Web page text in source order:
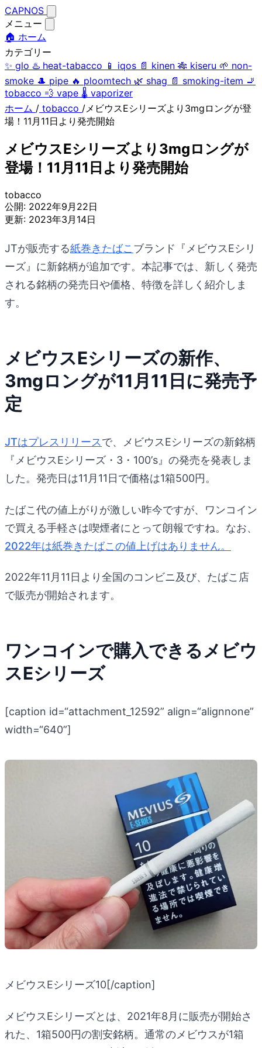
CAPNOS
メニュー
🏠 ホーム
カテゴリー
✨ glo ♨️ heat-tabacco 📱 iqos 📄 kinen 🎋 kiseru 🌱 non-
smoke 🎩 pipe 🔥 ploomtech 🌿 shag 📄 smoking-item 🚬
tobacco 💨 vape 🌡️ vaporizer
ホーム / tobacco /メビウスEシリーズより3mgロングが登
場！11月11日より発売開始
メビウスEシリーズより3mgロングが
登場！11月11日より発売開始
tobacco
公開: 2022年9月22日
更新: 2023年3月14日
JTが販売する紙巻きたばこブランド『メビウスEシリ
ーズ』に新銘柄が追加です。本記事では、新しく発売
される銘柄の発売日や価格、特徴を詳しく紹介しま
す。
メビウスEシリーズの新作、
3mgロングが11月11日に発売予
定
JTはプレスリリースで、メビウスEシリーズの新銘柄
『メビウスEシリーズ・3・100’s』の発売を発表しま
した。発売日は11月11日で価格は1箱500円。
たばこ代の値上がりが激しい昨今ですが、ワンコイン
で買える手軽さは喫煙者にとって朗報ですね。なお、
2022年は紙巻きたばこの値上げはありません。
2022年11月11日より全国のコンビニ及び、たばこ店
で販売が開始されます。
ワンコインで購入できるメビウ
スEシリーズ
[caption id=“attachment_12592” align=“alignnone”
width=“640”]
メビウスEシリーズ10[/caption]
メビウスEシリーズとは、2021年8月に販売が開始さ
れた、1箱500円の割安銘柄。通常のメビウスが1箱